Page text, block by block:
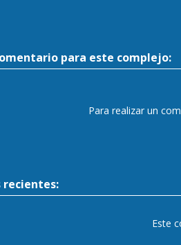
para este complejo:
Para realizar un
Este